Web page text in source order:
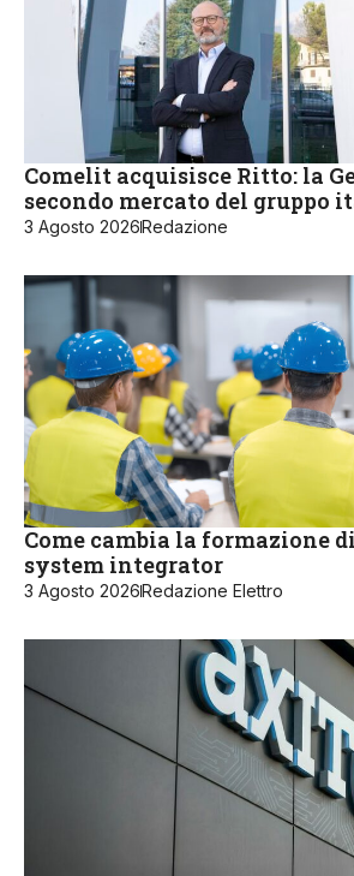
Comelit acquisisce Ritto: la
secondo mercato del gruppo
3 Agosto 2026 Redazione
Come cambia la formazione
system integrator
3 Agosto 2026 Redazione Elettro